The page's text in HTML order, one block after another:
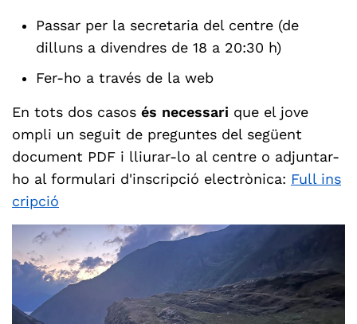
Passar per la secretaria del centre (de
dilluns a divendres de 18 a 20:30 h)
Fer-ho a través de la web
En tots dos casos és necessari que el jove
ompli un seguit de preguntes del següent
document PDF i lliurar-lo al centre o adjuntar-
ho al formulari d'inscripció electrònica: Full ins
cripció